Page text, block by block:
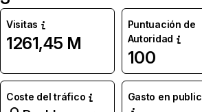
Visitas
1261,45 M
Puntuación de
Autoridad
100
Coste del tráfico Gasto en